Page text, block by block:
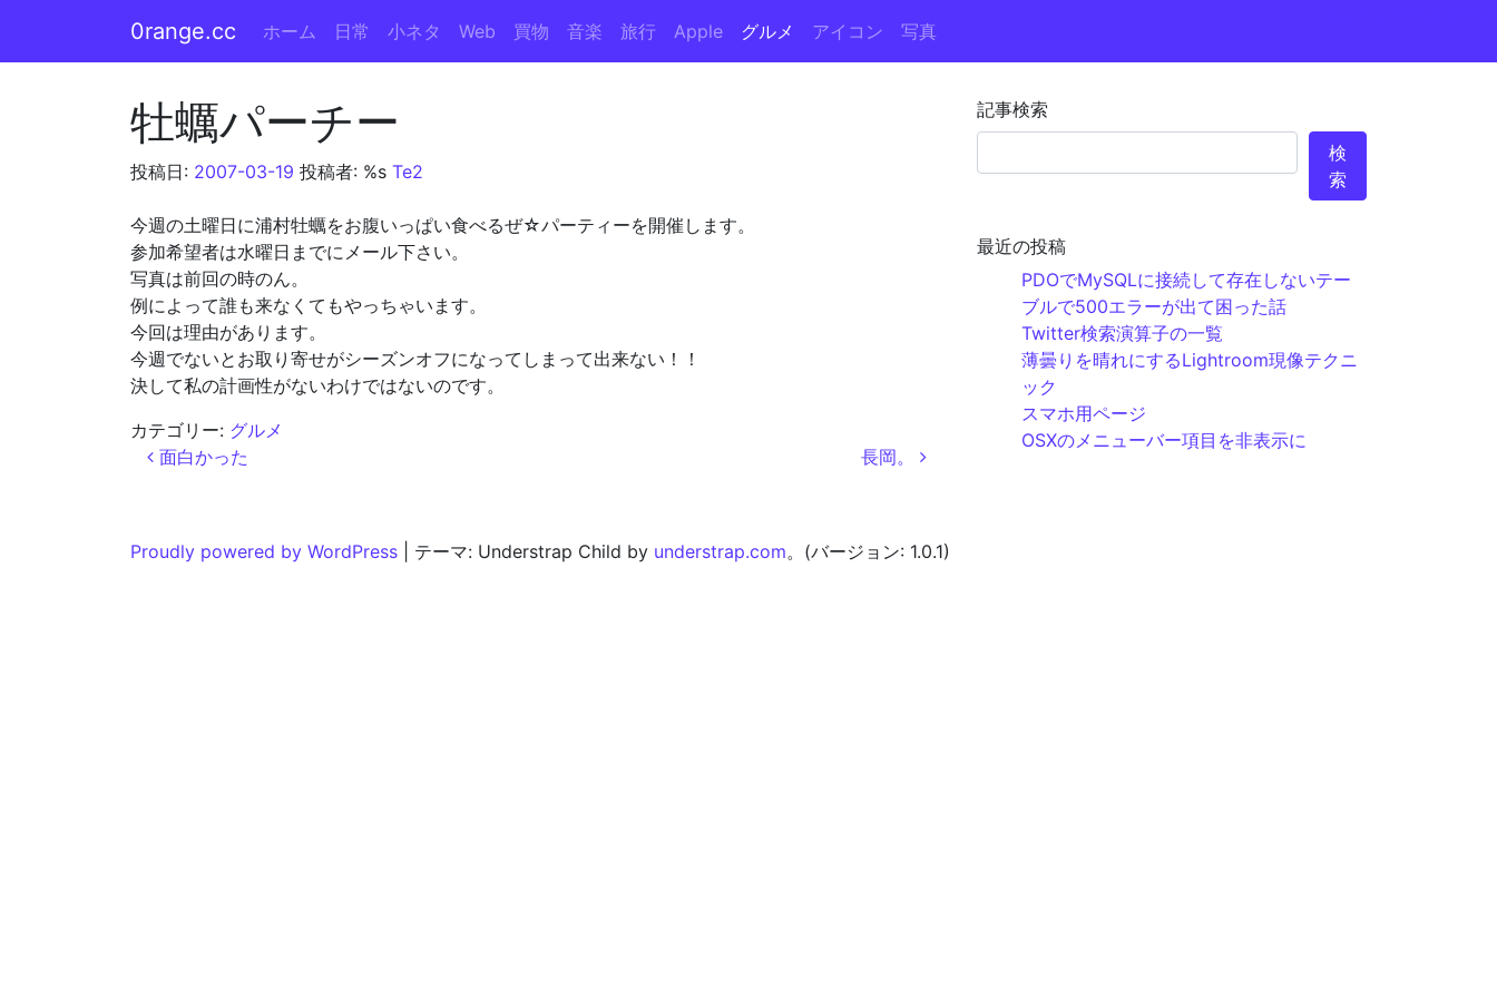
メインナビゲーション
0range.cc ホーム 日常 小ネタ Web 買物 音楽 旅行 Apple グルメ アイコン 写真
牡蠣パーチー
投稿日: 2007-03-19 投稿者: %s Te2
今週の土曜日に浦村牡蠣をお腹いっぱい食べるぜ☆パーティーを開催します。
参加希望者は水曜日までにメール下さい。
写真は前回の時のん。
例によって誰も来なくてもやっちゃいます。
今回は理由があります。
今週でないとお取り寄せがシーズンオフになってしまって出来ない！！
決して私の計画性がないわけではないのです。
カテゴリー: グルメ
投稿ナビゲーション
面白かった 長岡。
記事検索
検
索
最近の投稿
PDOでMySQLに接続して存在しないテー
ブルで500エラーが出て困った話
Twitter検索演算子の一覧
薄曇りを晴れにするLightroom現像テクニ
ック
スマホ用ページ
OSXのメニューバー項目を非表示に
Proudly powered by WordPress テーマ: Understrap Child by understrap.com。(バージョン: 1.0.1)